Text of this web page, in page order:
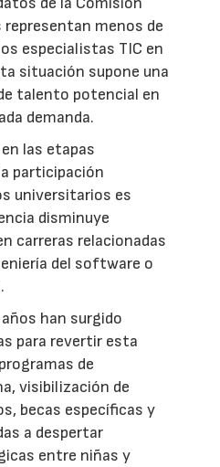
representan menos de
especialistas TIC en
situación supone una
talento potencial en
demanda.
las etapas
participación
universitarios es
disminuye
carreras relacionadas
del software o
han surgido
para revertir esta
de
visibilización de
becas específicas y
a despertar
entre niñas y